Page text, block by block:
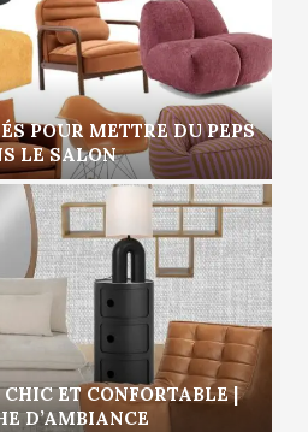
POUR METTRE DU PEPS
LE SALON
ET CONFORTABLE |
D’AMBIANCE